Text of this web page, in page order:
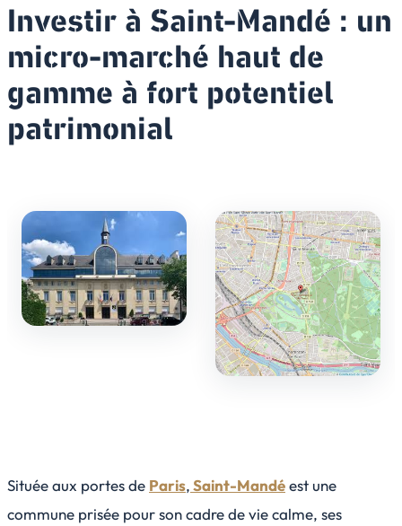
Investir à Saint-Mandé : un
micro-marché haut de
gamme à fort potentiel
patrimonial
Située aux portes de Paris,Saint-Mandéest une
commune prisée pour son cadre de vie calme, ses